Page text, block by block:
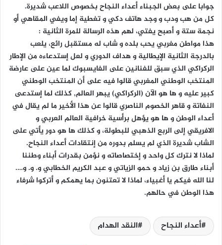
جوابا على بعض الجبناء أعداء النجاح بخصوص اللاعب شديرة.
كل من هب ودب و وجد هاتف دكي و تغطية إما ويفي المقاهي أو
نجمة ستة و أصبح يفتي، لهم هذه الرسالة للمرة الثانية :
هذا مواطن مغربي يحب بلده و شاب له مستقبل رائع، يلعب
بالدرجة الثانية الإيطالية و هداف الدوري و لعل إستدعاءه من الإطار
الركراكي الذي سبق للفنانين على الفايسبوك لما عين على عارضة
المنتخب الوطني المغربي قالوا فيه على أن المنتخب الوطني
كبير عليه و ها هو الآن (الركراكي) يبهر العالم, كذلك لما إستدعى
النفاتة و قاهر الخصوم الناصري قالوا عن هذا الأخير ما لم يقال في
أعداء الوطن و ها هو يؤهل برأسية خرافية العالم العربي و
الافريقي إلى الربع الذهبي للبطولة، و كذلك ها هو دور يأتي على
الشاب شديرة الذي لم يسلم بدوره من إنتقادات أعداء النجاح.
لماذا لا نترك كل واحد و إختصاصاته و نؤمن بقدرات أبناء وطننا
أبناء طارق بن زياد و حمو الزياتي و عبد الكريم الخطابي و. و. و….
لنا الله فيكم يا أغبياء، لماذا لا تعتنون بما يهمكم و أتركوا شرفاء
هذا الوطن في حالهم.
أعداء النجاح النقد الهدام